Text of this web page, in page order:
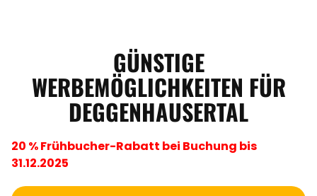
GÜNSTIGE
WERBEMÖGLICHKEITEN FÜR
DEGGENHAUSERTAL
20 % Frühbucher-Rabatt bei Buchung bis
31.12.2025